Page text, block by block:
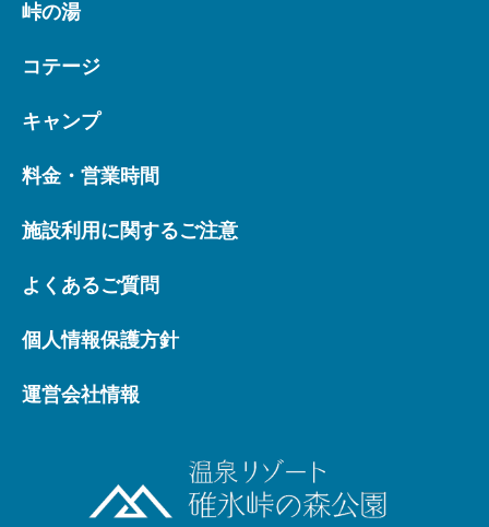
峠の湯
コテージ
キャンプ
料金・営業時間
施設利用に関するご注意
よくあるご質問
個人情報保護方針
運営会社情報